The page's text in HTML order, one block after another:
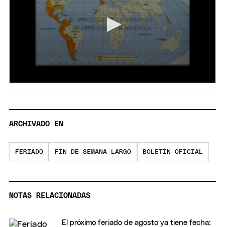
ARCHIVADO EN
FERIADO FIN DE SEMANA LARGO BOLETÍN OFICIAL
NOTAS RELACIONADAS
El próximo feriado de agosto ya tiene fecha: